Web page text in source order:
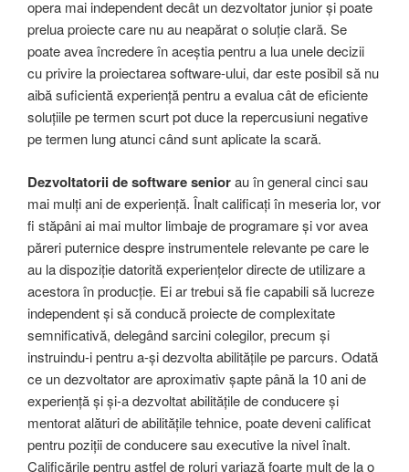
opera mai independent decât un dezvoltator junior și poate
prelua proiecte care nu au neapărat o soluție clară. Se
poate avea încredere în aceștia pentru a lua unele decizii
cu privire la proiectarea software-ului, dar este posibil să nu
aibă suficientă experiență pentru a evalua cât de eficiente
soluțiile pe termen scurt pot duce la repercusiuni negative
pe termen lung atunci când sunt aplicate la scară.
Dezvoltatorii de softwareseniorau în general cinci sau
mai mulți ani de experiență. Înalt calificați în meseria lor, vor
fi stăpâni ai mai multor limbaje de programare și vor avea
păreri puternice despre instrumentele relevante pe care le
au la dispoziție datorită experiențelor directe de utilizare a
acestora în producție. Ei ar trebui să fie capabili să lucreze
independent și să conducă proiecte de complexitate
semnificativă, delegând sarcini colegilor, precum și
instruindu-i pentru a-și dezvolta abilitățile pe parcurs. Odată
ce un dezvoltator are aproximativ șapte până la 10 ani de
experiență și și-a dezvoltat abilitățile de conducere și
mentorat alături de abilitățile tehnice, poate deveni calificat
pentru poziții de conducere sau executive la nivel înalt.
Calificările pentru astfel de roluri variază foarte mult de la o